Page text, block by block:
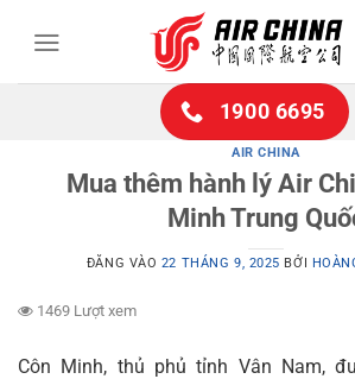
1900 6695
AIR CHINA
Mua thêm hành lý Air
Minh Trung
ĐĂNG VÀO 22 THÁNG 9, 2025 BỞI
1469 Lượt xem
Côn Minh, thủ phủ tỉnh Vân Nam,